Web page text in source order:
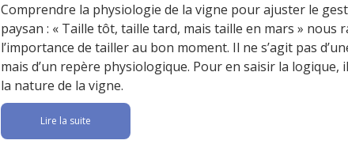
Comprendre la physiologie de la vigne pour ajuster le
paysan : « Taille tôt, taille tard, mais taille en mars » nous
l’importance de tailler au bon moment. Il ne s’agit pas
mais d’un repère physiologique. Pour en saisir la logique,
la nature de la vigne.
Lire la suite